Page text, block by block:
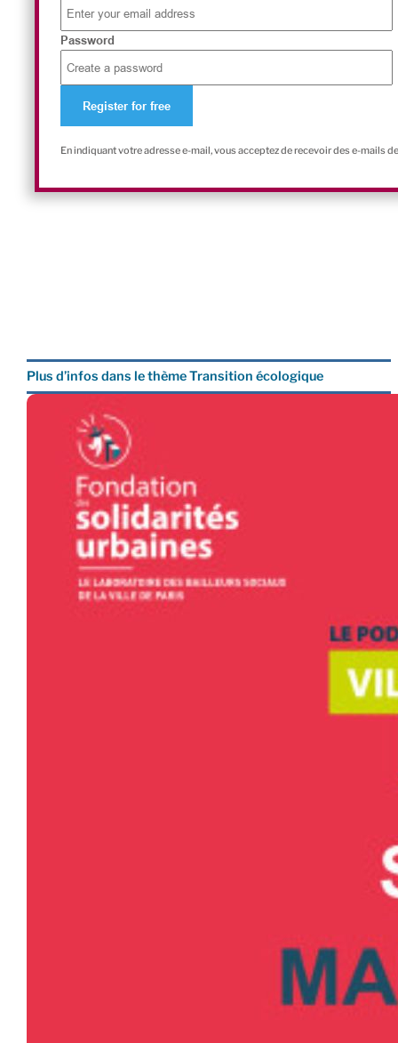
Password
En indiquant votre adresse e-mail, vous acceptez de recevoir des e-mails
Plus d’infos dans le thème Transition écologique